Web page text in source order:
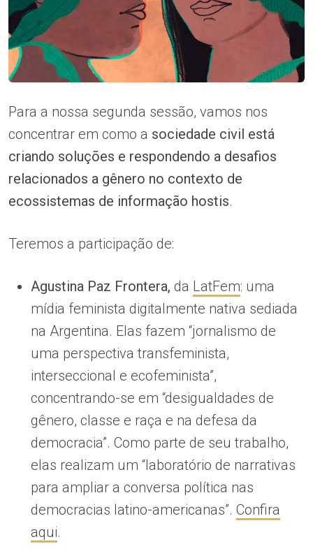
Para a nossa segunda sessão, vamos nos
concentrar em como a sociedade civil está
criando soluções e respondendo a desafios
relacionados a gênero no contexto de
ecossistemas de informação hostis.
Teremos a participação de:
Agustina Paz Frontera, da LatFem: uma
mídia feminista digitalmente nativa sediada
na Argentina. Elas fazem “jornalismo de
uma perspectiva transfeminista,
interseccional e ecofeminista”,
concentrando-se em “desigualdades de
gênero, classe e raça e na defesa da
democracia”. Como parte de seu trabalho,
elas realizam um “laboratório de narrativas
para ampliar a conversa política nas
democracias latino-americanas”. Confira
aqui.